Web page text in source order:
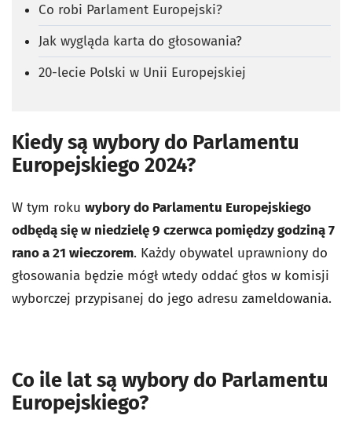
Co robi Parlament Europejski?
Jak wygląda karta do głosowania?
20-lecie Polski w Unii Europejskiej
Kiedy są wybory do Parlamentu
Europejskiego 2024?
W tym roku wybory do Parlamentu Europejskiego
odbędą się w niedzielę 9 czerwca pomiędzy godziną 7
rano a 21 wieczorem. Każdy obywatel uprawniony do
głosowania będzie mógł wtedy oddać głos w komisji
wyborczej przypisanej do jego adresu zameldowania.
Co ile lat są wybory do Parlamentu
Europejskiego?